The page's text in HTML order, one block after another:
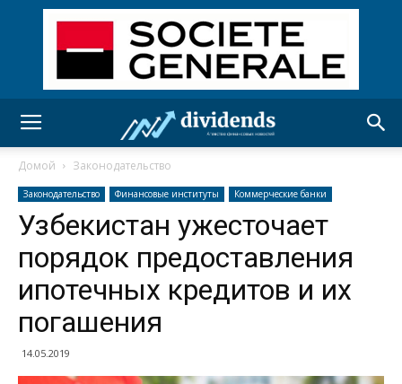
Домой Законодательство
Законодательство Финансовые институты Коммерческие банки
Узбекистан ужесточает
порядок предоставления
ипотечных кредитов и их
погашения
14.05.2019